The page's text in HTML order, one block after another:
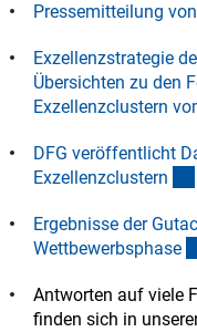
Pressemitteilung
Exzellenzstrategie
Übersichten zu den
Exzellenzclustern
DFG veröffentlicht
Exzellenzclustern
Ergebnisse der
Wettbewerbsphase
Antworten auf viele
finden sich in